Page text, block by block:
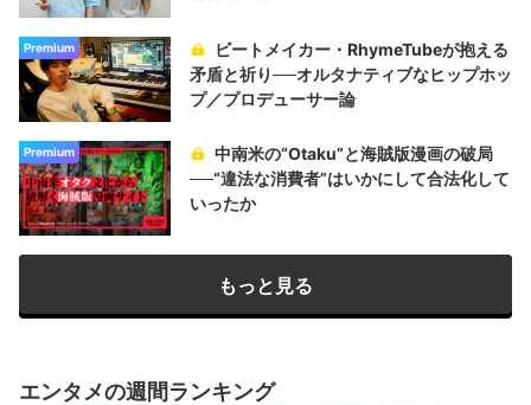
Premium
ビートメイカー・RhymeTubeが抱える
矛盾と祈り──オルタナティブなヒップホッ
プ／プロデューサー論
Premium
中南米の“Otaku”と海賊版漫画の破局
──“違法な消費者”はいかにして合法化して
いったか
もっと見る
エンタメの週間ランキング